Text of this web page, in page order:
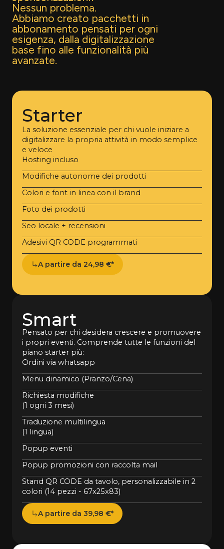
Nessun problema.
Abbiamo creato pacchetti in
abbonamento pensati per ogni
esigenza, dalla digitalizzazione
base fino alle funzionalità più
avanzate.
Starter
La soluzione essenziale per chi vuole iniziare a
digitalizzare la propria attività in modo semplice
e veloce
Hosting incluso
Modifiche autonome dei prodotti
Colori e font in linea con il brand
Foto dei prodotti
Seo locale + recensioni
Adesivi QR CODE programmati
A partire da 24,98 €*
Smart
Pensato per chi desidera crescere e promuovere
i propri eventi. Comprende tutte le funzioni del
piano starter più:
Ordini via whatsapp
Menu dinamico (Pranzo/Cena)
Richiesta modifiche
(1 ogni 3 mesi)
Traduzione multilingua
(1 lingua)
Popup eventi
Popup promozioni con raccolta mail
Stand QR CODE da tavolo, personalizzabile in 2
colori (14 pezzi - 67x25x83)
A partire da 39,98 €*